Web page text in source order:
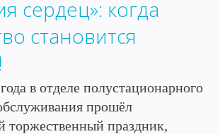
сердец»: когда
становится
в отделе полустационарного
прошёл
торжественный праздник,